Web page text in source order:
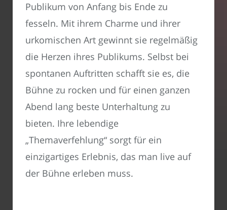
Publikum von Anfang bis Ende zu
fesseln. Mit ihrem Charme und ihrer
urkomischen Art gewinnt sie regelmäßig
die Herzen ihres Publikums. Selbst bei
spontanen Auftritten schafft sie es, die
Bühne zu rocken und für einen ganzen
Abend lang beste Unterhaltung zu
bieten. Ihre lebendige
„Themaverfehlung“ sorgt für ein
einzigartiges Erlebnis, das man live auf
der Bühne erleben muss.